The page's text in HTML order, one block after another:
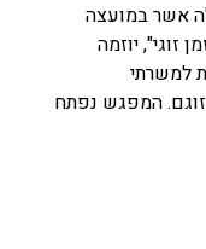
סגולה אשר במועצה
זוגי", יוזמה
למשרתי
זוגם. המפגש נפתח